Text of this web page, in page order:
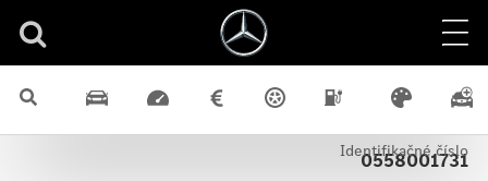
Predvádzacie vozidlá Certified CLE 4x4
Benzín
0558001731
Identifikačné číslo